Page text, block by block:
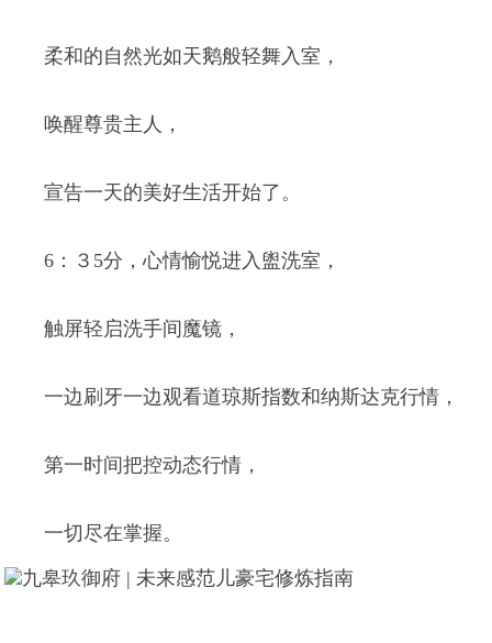
柔和的自然光如天鹅般轻舞入室，
唤醒尊贵主人，
宣告一天的美好生活开始了。
6：３5分，心情愉悦进入盥洗室，
触屏轻启洗手间魔镜，
一边刷牙一边观看道琼斯指数和纳斯达克行情，
第一时间把控动态行情，
一切尽在掌握。